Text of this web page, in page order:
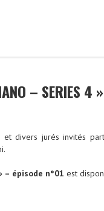
– SERIES 4
et divers jurés invités
– épisode n°01 est